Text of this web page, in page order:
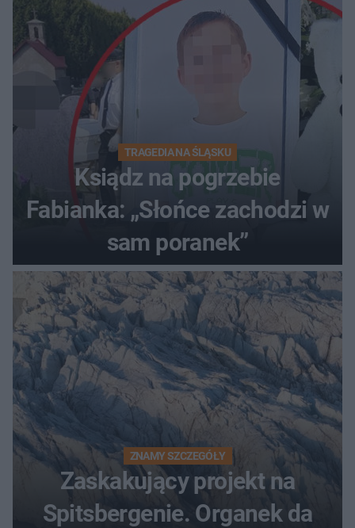
TRAGEDIA NA ŚLĄSKU
Ksiądz na pogrzebie
Fabianka: „Słońce zachodzi w
sam poranek”
ZNAMY SZCZEGÓŁY
Zaskakujący projekt na
Spitsbergenie. Organek da